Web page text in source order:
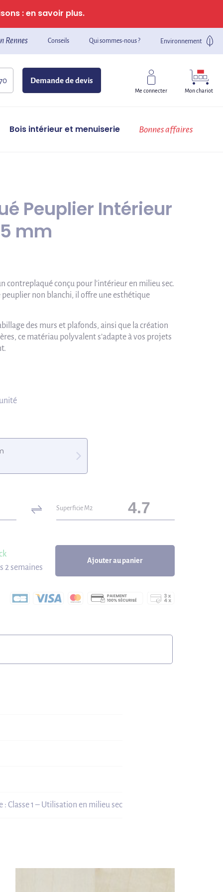
: en savoir plus.
Rennes Conseils Qui sommes-nous ? Environnement
Demande de devis
Me connecter Mon chariot
Bois intérieur et menuiserie Bonnes affaires
Peuplier Intérieur
mm
contreplaqué conçu pour l'intérieur en milieu sec.
peuplier non blanchi, il offre une esthétique
des murs et plafonds, ainsi que la création
ce matériau polyvalent s’adapte à vos projets
Superficie M2
2 semaines
Ajouter au panier
: Classe 1 – Utilisation en milieu sec